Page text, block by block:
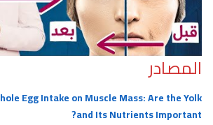
المصادر
Egg Intake on Muscle Mass: Are the Yolk
and Its Nutrients Important?